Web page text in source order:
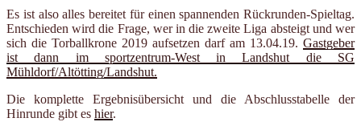
Es ist also alles bereitet für einen spannenden Rückrunden-Spieltag.
Entschieden wird die Frage, wer in die zweite Liga absteigt und wer
sich die Torballkrone 2019 aufsetzen darf am 13.04.19. Gastgeber
ist dann im sportzentrum-West in Landshut die SG
Mühldorf/Altötting/Landshut.
Die komplette Ergebnisübersicht und die Abschlusstabelle der
Hinrunde gibt es hier.